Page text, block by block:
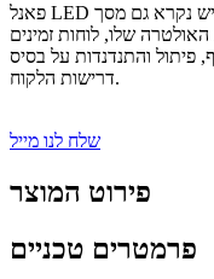
פאנל LED גמיש נקרא גם מסך LED רך או פאנל רך, התכונה הברורה
שלו, לוחות זמינים
פיתול והתנדנדות על בסיס
דרישות הלקוח.
שלח לנו מייל
פירוט המוצר
פרמטרים טכניים